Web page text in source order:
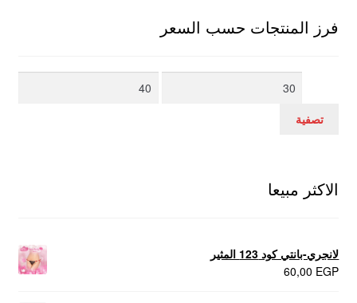
فرز المنتجات حسب السعر
أدنى
أعلى
تصفية
الاكثر مبيعا
لانجري-بانتي كود 123 المثير
60,00 EGP